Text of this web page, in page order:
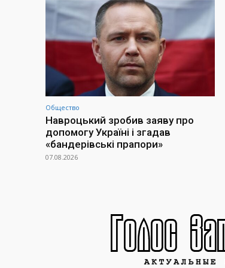
Общество
Навроцький зробив заяву про
допомогу Україні і згадав
«бандерівські прапори»
07.08.2026